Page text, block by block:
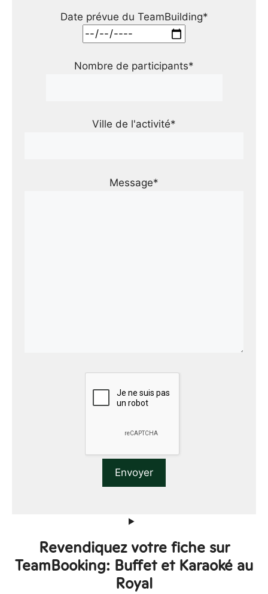
Date prévue du TeamBuilding*
Nombre de participants*
Ville de l'activité*
Message*
Revendiquez votre fiche sur
TeamBooking: Buffet et Karaoké au
Royal